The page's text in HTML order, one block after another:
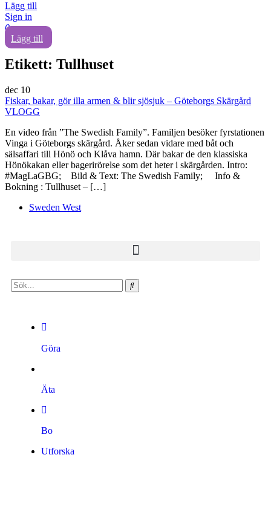
Lägg till
Sign in
0
Lägg till
Etikett: Tullhuset
dec 10
Fiskar, bakar, gör illa armen & blir sjösjuk – Göteborgs Skärgård
VLOGG
En video från ”The Swedish Family”. Familjen besöker fyrstationen
Vinga i Göteborgs skärgård. Åker sedan vidare med båt och
sälsaffari till Hönö och Klåva hamn. Där bakar de den klassiska
Hönökakan eller bagerirörelse som det heter i skärgården. Intro:
#MagLaGBG; Bild & Text: The Swedish Family; Info &
Bokning : Tullhuset – […]
Sweden West
Göra
Äta
Bo
Utforska